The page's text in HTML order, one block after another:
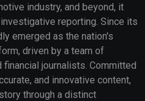
industry, and beyond, it
reporting. Since its
emerged as the nation's
driven by a team of
journalists. Committed
and innovative content,
through a distinct